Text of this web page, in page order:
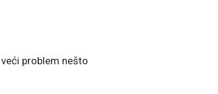
problem nešto